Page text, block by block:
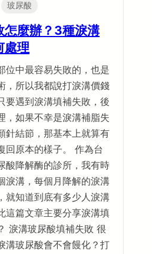
玻尿酸
怎麼辦？3種淚溝
處理
位中最容易失敗的，也是
，所以我都說打淚溝價錢
要遇到淚溝填補失敗，後
，如果不幸是淚溝補脂失
針結節，那基本上就算有
回原本的樣子。 作為台
酸降解酶的診所，我有時
淚溝，每個月降解的淚溝
就知道到底有多少人淚溝
這篇文章主要分享淚溝填
淚溝玻尿酸填補失敗 很
溝玻尿酸會不會饅化？打